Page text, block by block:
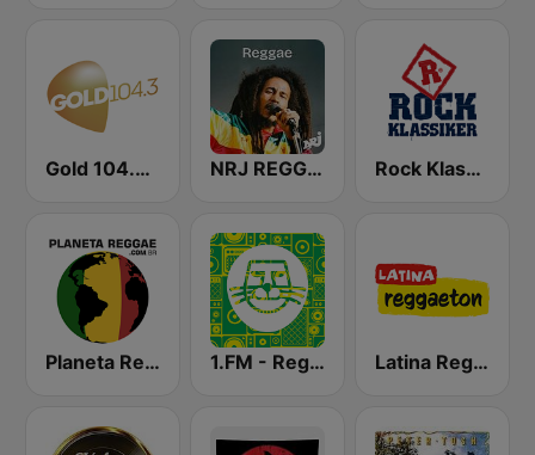
Gold 104.3 FM NRJ REGGAE Rock Klassiker
Planeta Reggae 1.FM - Reggae Latina Reggaeton